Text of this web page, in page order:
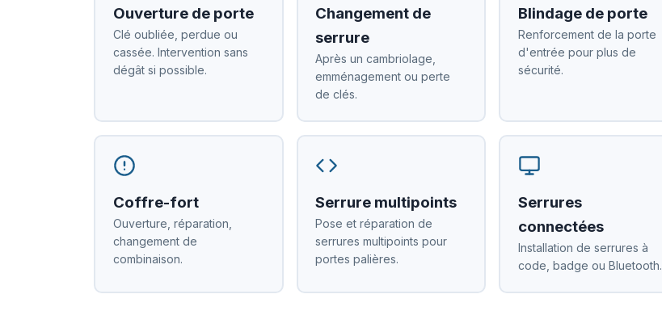
Ouverture de porte
Clé oubliée, perdue ou
cassée. Intervention sans
dégât si possible.
Changement de
serrure
Après un cambriolage,
emménagement ou perte
de clés.
Blindage de porte
Renforcement de la porte
d'entrée pour plus de
sécurité.
Coffre-fort
Ouverture, réparation,
changement de
combinaison.
Serrure multipoints
Pose et réparation de
serrures multipoints pour
portes palières.
Serrures
connectées
Installation de serrures à
code, badge ou Bluetooth.